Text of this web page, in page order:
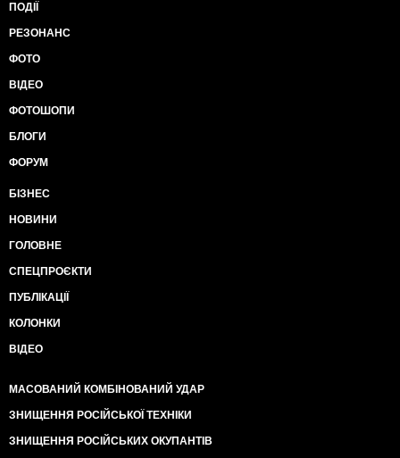
ПОДІЇ
РЕЗОНАНС
ФОТО
ВІДЕО
ФОТОШОПИ
БЛОГИ
ФОРУМ
БІЗНЕС
НОВИНИ
ГОЛОВНЕ
СПЕЦПРОЄКТИ
ПУБЛІКАЦІЇ
КОЛОНКИ
ВІДЕО
МАСОВАНИЙ КОМБІНОВАНИЙ УДАР
ЗНИЩЕННЯ РОСІЙСЬКОЇ ТЕХНІКИ
ЗНИЩЕННЯ РОСІЙСЬКИХ ОКУПАНТІВ